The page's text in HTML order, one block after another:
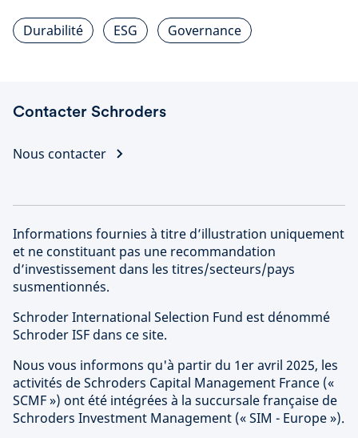
Durabilité ESG Governance
Contacter Schroders
Nous contacter
Informations fournies à titre d’illustration uniquement
et ne constituant pas une recommandation
d’investissement dans les titres/secteurs/pays
susmentionnés.
Schroder International Selection Fund est dénommé
Schroder ISF dans ce site.
Nous vous informons qu'à partir du 1er avril 2025, les
activités de Schroders Capital Management France («
SCMF ») ont été intégrées à la succursale française de
Schroders Investment Management (« SIM - Europe »).